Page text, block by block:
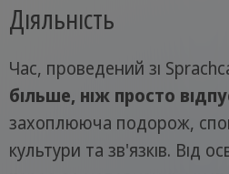
Діяльність
Час, проведений зі
більше, ніж просто
захоплююча подорож,
культури та зв'язків. Від